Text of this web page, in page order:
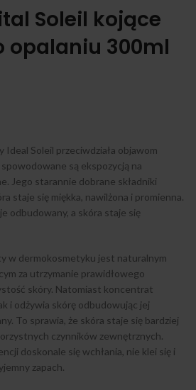
Soleil kojące
opalaniu 300ml
Ideal Soleil przeciwdziała objawom
są ekspozycją na
Jego starannie dobrane składniki
staje się miękka, nawilżona i promienna.
odbudowany, a skóra staje się
w dermokosmetyku jest naturalnym
za utrzymanie prawidłowego
skóry. Natomiast koncentrat
i odżywia skórę odbudowując jej
To sprawia, że skóra staje się bardziej
czynników zewnętrznych.
doskonale się wchłania, nie klei się i
zapach.